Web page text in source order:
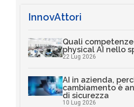
InnovAttori
Quali
physical AI nello
22 Lug 2026
AI in azienda,
cambiamento è
di sicurezza
10 Lug 2026